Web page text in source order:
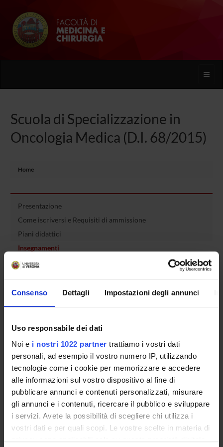
Consenso Dettagli Impostazioni degli annunci
Uso responsabile dei dati
Noi e i nostri 1022 partner trattiamo i vostri dati
personali, ad esempio il vostro numero IP, utilizzando
tecnologie come i cookie per memorizzare e accedere
alle informazioni sul vostro dispositivo al fine di
pubblicare annunci e contenuti personalizzati, misurare
gli annunci e i contenuti, ricercare il pubblico e sviluppare
i servizi. Avete la possibilità di scegliere chi utilizza i
vostri dati e per quali scopi. Le vostre scelte in materia di
privacy sono applicabili solo su questa proprietà digitale
Toggle
Scuola di Specializzazione in
Oncologia Medica (D.I. 68/2015)
Home
Presentazione
Come iscriversi e Requisiti di ammissione
Piani didattici
Insegnamenti
Bacheca avvisi
Rete formativa
OFFERTA FORMATIVA
SEMESTRE FILTRO
CORSI DI LAUREA
CORSI DI LAUREA MAGISTRALE